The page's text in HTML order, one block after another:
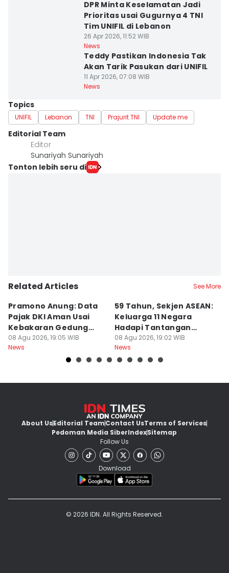
DPR Minta Keselamatan Jadi
Prioritas usai Gugurnya 4 TNI
Tim UNIFIL di Lebanon
26 Apr 2026, 11:52 WIB
News
Teddy Pastikan Indonesia Tak
Akan Tarik Pasukan dari UNIFIL
11 Apr 2026, 07:08 WIB
News
Topics
UNIFIL Lebanon TNI Prajurit TNI Update me
Editorial Team
Editor
Sunariyah Sunariyah
Tonton lebih seru di
Related Articles See More
Pramono Anung: Data
Pajak DKI Aman Usai
Kebakaran Gedung
Bapenda
08 Agu 2026, 19:05 WIB
News
59 Tahun, Sekjen ASEAN:
Keluarga 11 Negara
Hadapi Tantangan
Bersama
08 Agu 2026, 19:02 WIB
News
About UsEditorial TeamContact UsTerms of Services
Pedoman Media SiberIndexSitemap
Follow Us
Download
© 2026 IDN. All Rights Reserved.